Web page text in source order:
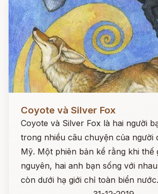
Coyote và Silver Fox
Coyote và Silver Fox là hai người
trong nhiều câu chuyện của người
Mỹ. Một phiên bản kể rằng khi thế
nguyên, hai anh bạn sống với
còn dưới hạ giới chỉ toàn biển nước.